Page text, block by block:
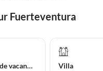
Fuerteventura
Maison de vacances Villa